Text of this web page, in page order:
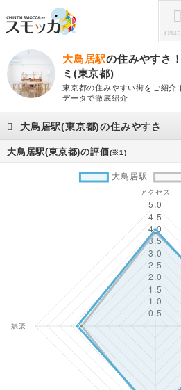
お気に
大鳥居駅の住みやすさ
ミ(東京都)
東京都の住みやすい街をご紹介
データで徹底紹介
大鳥居駅(東京都)の住みやすさ
大鳥居駅(東京都)の評価(※1)